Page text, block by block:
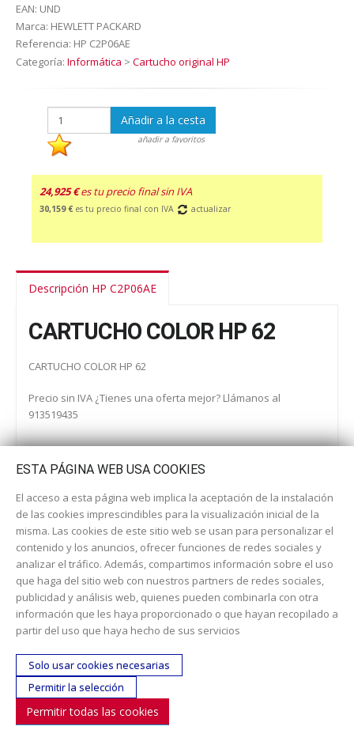
EAN: UND
Marca: HEWLETT PACKARD
Referencia: HP C2P06AE
Categoría: Informática > Cartucho original HP
Añadir a la cesta
añadir a favoritos
24,925 € es tu precio final sin IVA
30,159 € es tu precio final con IVA actualizar
Descripción HP C2P06AE
CARTUCHO COLOR HP 62
CARTUCHO COLOR HP 62
Precio sin IVA ¿Tienes una oferta mejor? Llámanos al
913519435
Dirección:c/ Cercedilla nº 14, 28925 Alcorcón
Email:contacta aquí
Teléfono:913519435
SÍGUENOS
ESTA PÁGINA WEB USA COOKIES
El acceso a esta página web implica la aceptación de la instalación
de las cookies imprescindibles para la visualización inicial de la
misma. Las cookies de este sitio web se usan para personalizar el
contenido y los anuncios, ofrecer funciones de redes sociales y
analizar el tráfico. Además, compartimos información sobre el uso
que haga del sitio web con nuestros partners de redes sociales,
publicidad y análisis web, quienes pueden combinarla con otra
información que les haya proporcionado o que hayan recopilado a
partir del uso que haya hecho de sus servicios
Solo usar cookies necesarias
Permitir la selección
Permitir todas las cookies